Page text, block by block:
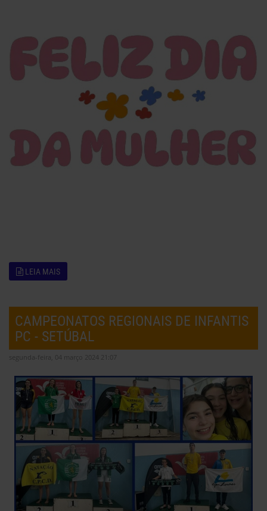
LEIA MAIS
CAMPEONATOS REGIONAIS DE INFANTIS
PC - SETÚBAL
segunda-feira, 04 março 2024 21:07